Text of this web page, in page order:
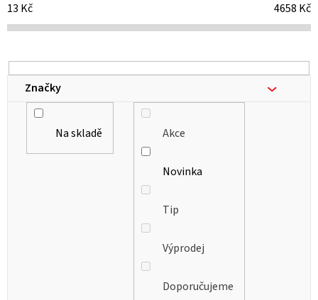
13 Kč 4658 Kč
Na skladě Akce
Novinka
Tip
Výprodej
Doporučujeme
Značky
p
r
o
d